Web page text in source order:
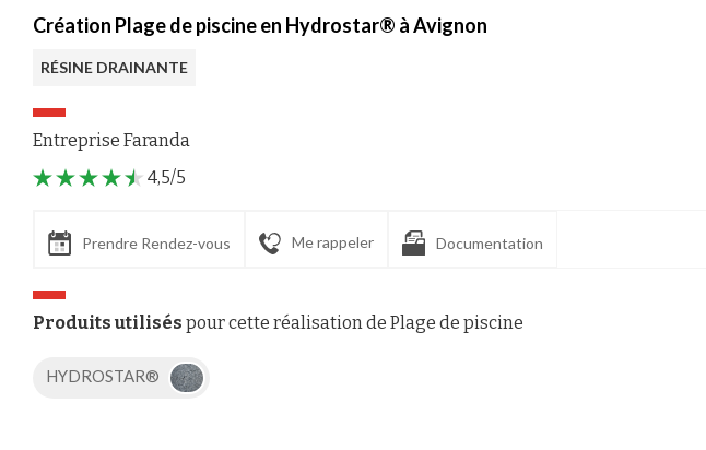
Création Plage de piscine en Hydrostar® à Avignon
RÉSINE DRAINANTE
Entreprise Faranda
4,5/5
Prendre Rendez-vous Me rappeler Documentation
Produits utilisés pour cette réalisation de Plage de piscine
HYDROSTAR®